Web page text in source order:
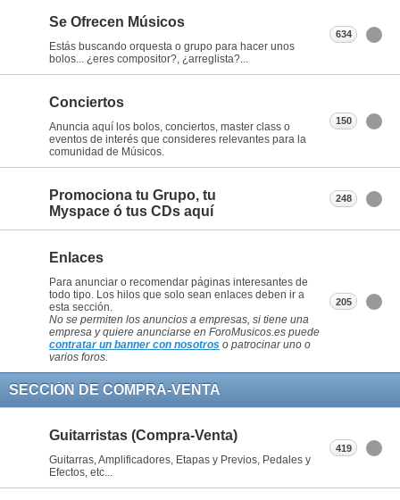
Se Ofrecen Músicos
Estás buscando orquesta o grupo para hacer unos
bolos... ¿eres compositor?, ¿arreglista?...
634
Conciertos
Anuncia aquí los bolos, conciertos, master class o
eventos de interés que consideres relevantes para la
comunidad de Músicos.
150
Promociona tu Grupo, tu
Myspace ó tus CDs aquí
248
Enlaces
Para anunciar o recomendar páginas interesantes de
todo tipo. Los hilos que solo sean enlaces deben ir a
esta sección.
No se permiten los anuncios a empresas, si tiene una
empresa y quiere anunciarse en ForoMusicos.es puede
contratar un banner con nosotros o patrocinar uno o
varios foros.
205
SECCIÓN DE COMPRA-VENTA
Guitarristas (Compra-Venta)
Guitarras, Amplificadores, Etapas y Previos, Pedales y
Efectos, etc...
419